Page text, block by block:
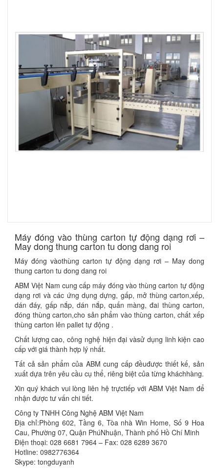
​Máy đóng vào thùng carton tự động dạng rơi –
May dong thung carton tu dong dang roi
Máy đóng vàothùng carton tự động dạng rơi – May dong
thung carton tu dong dang roi
ABM Việt Nam cung cấp máy đóng vào thùng carton tự động
dạng rơi và các ứng dụng dựng, gấp, mở thùng carton,xếp,
dán đáy, gấp nắp, dán nắp, quấn màng, đai thùng carton,
đóng thùng carton,cho sản phẩm vào thùng carton, chất xếp
thùng carton lên pallet tự động .
Chất lượng cao, công nghệ hiện đại vàsử dụng linh kiện cao
cấp với giá thành hợp lý nhất.
Tất cả sản phẩm của ABM cung cấp đềuđược thiết kế, sản
xuất dựa trên yêu cầu cụ thể, riêng biệt của từng kháchhàng.
Xin quý khách vui lòng liên hệ trựctiếp với ABM Việt Nam để
nhận được tư vấn chi tiết.
Công ty TNHH Công Nghệ ABM Việt Nam
Địa chỉ:Phòng 602, Tầng 6, Tòa nhà Win Home, Số 9 Hoa
Cau, Phường 07, Quận PhúNhuận, Thành phố Hồ Chí Minh
Điện thoại: 028 6681 7964 – Fax: 028 6289 3670
Hotline: 0982776364
Skype: tongduyanh